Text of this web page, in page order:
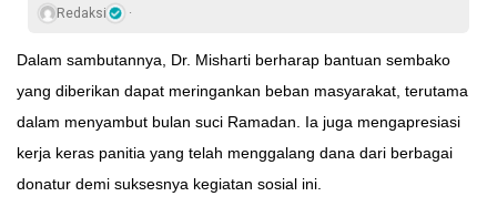
Redaksi
Dalam sambutannya, Dr. Misharti berharap bantuan sembako
yang diberikan dapat meringankan beban masyarakat, terutama
dalam menyambut bulan suci Ramadan. Ia juga mengapresiasi
kerja keras panitia yang telah menggalang dana dari berbagai
donatur demi suksesnya kegiatan sosial ini.